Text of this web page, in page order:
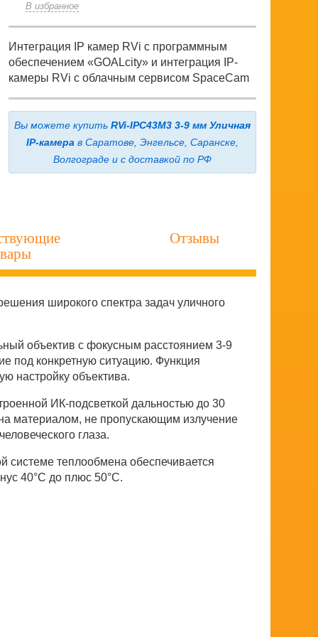
В избранное
Интеграция IP камер RVi с программным
обеспечением «GOALcity» и интеграция IP-
камеры RVi с облачным сервисом SpaceCam
Вы можете купитьRVi-IPC43M3 3-9 мм Уличная
IP-камера в Саратове, Энгельсе, Саранске,
Волгограде и с доставкой по РФ
Отзывы
широкого спектра задач уличного
объектив с фокусным расстоянием 3-9
под конкретную ситуацию. Функция
настройку объектива.
ИК-подсветкой дальностью до 30
материалом, не пропускающим излучение
глаза.
системе теплообмена обеспечивается
40°С до плюс 50°С.